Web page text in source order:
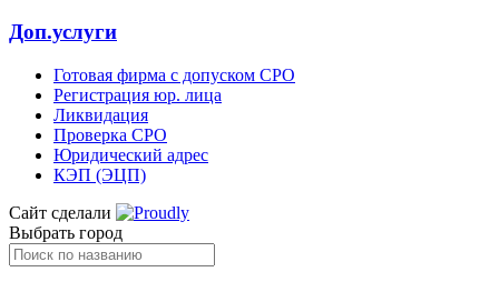
Доп.услуги
Готовая фирма с допуском СРО
Регистрация юр. лица
Ликвидация
Проверка СРО
Юридический адрес
КЭП (ЭЦП)
Сайт сделали
Выбрать город